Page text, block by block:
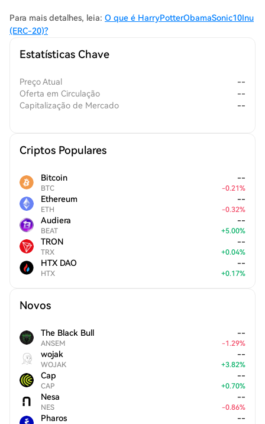
Para mais detalhes, leia: O que é HarryPotterObamaSonic10Inu
(ERC-20)?
Estatísticas Chave
Preço Atual
--
Oferta em Circulação
--
Capitalização de Mercado
--
Criptos Populares
Bitcoin
BTC
--
-0.21%
Ethereum
ETH
--
-0.32%
Audiera
BEAT
--
+5.00%
TRON
TRX
--
+0.04%
HTX DAO
HTX
--
+0.17%
Novos
The Black Bull
ANSEM
--
-1.29%
wojak
WOJAK
--
+3.82%
Cap
CAP
--
+0.70%
Nesa
NES
--
-0.86%
Pharos --